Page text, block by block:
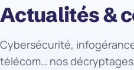
Actualités &
Cybersécurité,
télécom… nos